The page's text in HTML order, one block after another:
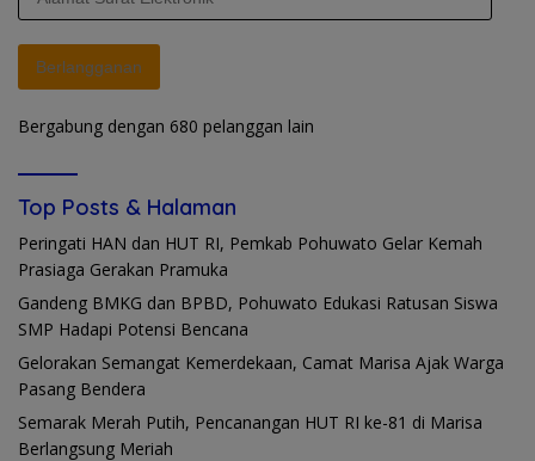
Berlangganan
Bergabung dengan 680 pelanggan lain
Top Posts & Halaman
Peringati HAN dan HUT RI, Pemkab Pohuwato Gelar Kemah
Prasiaga Gerakan Pramuka
Gandeng BMKG dan BPBD, Pohuwato Edukasi Ratusan Siswa
SMP Hadapi Potensi Bencana
Gelorakan Semangat Kemerdekaan, Camat Marisa Ajak Warga
Pasang Bendera
Semarak Merah Putih, Pencanangan HUT RI ke-81 di Marisa
Berlangsung Meriah